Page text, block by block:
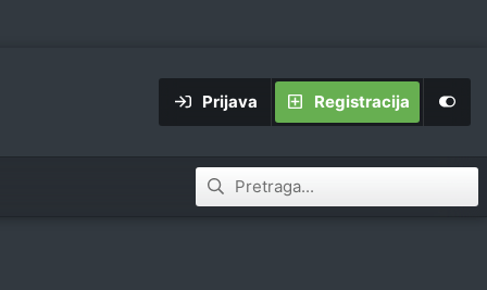
Prijava Registracija